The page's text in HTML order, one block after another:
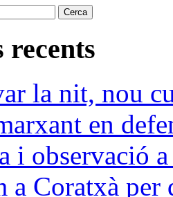
recents
la nit, nou
en
i observació
a Coratxà per